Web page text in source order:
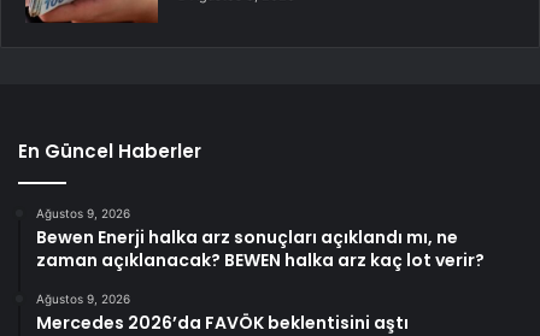
En Güncel Haberler
Ağustos 9, 2026
Bewen Enerji halka arz sonuçları açıklandı mı, ne
zaman açıklanacak? BEWEN halka arz kaç lot verir?
Ağustos 9, 2026
Mercedes 2026’da FAVÖK beklentisini aştı